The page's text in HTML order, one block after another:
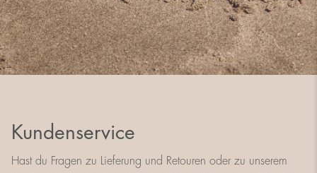
Kundenservice
Hast du Fragen zu Lieferung und Retouren oder zu unserem